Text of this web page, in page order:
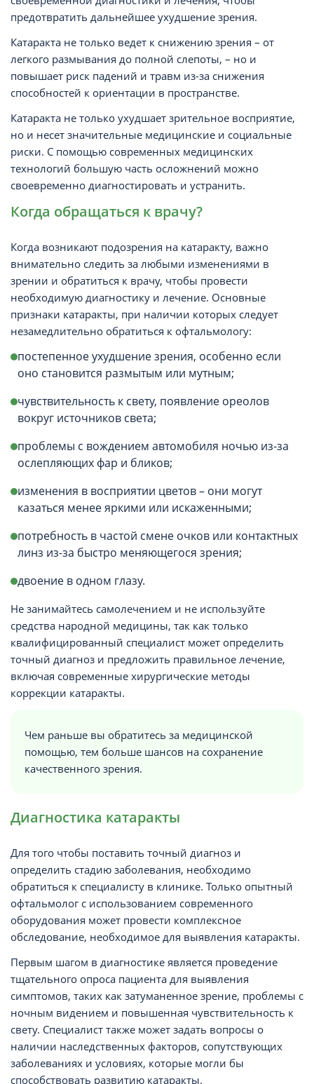
предотвратить дальнейшее ухудшение зрения.
Катаракта не только ведет к снижению зрения – от
легкого размывания до полной слепоты, – но и
повышает риск падений и травм из-за снижения
способностей к ориентации в пространстве.
Катаракта не только ухудшает зрительное восприятие,
но и несет значительные медицинские и социальные
риски. С помощью современных медицинских
технологий большую часть осложнений можно
своевременно диагностировать и устранить.
Когда обращаться к врачу?
Когда возникают подозрения на катаракту, важно
внимательно следить за любыми изменениями в
зрении и обратиться к врачу, чтобы провести
необходимую диагностику и лечение. Основные
признаки катаракты, при наличии которых следует
незамедлительно обратиться к офтальмологу:
постепенное ухудшение зрения, особенно если
оно становится размытым или мутным;
чувствительность к свету, появление ореолов
вокруг источников света;
проблемы с вождением автомобиля ночью из-за
ослепляющих фар и бликов;
изменения в восприятии цветов – они могут
казаться менее яркими или искаженными;
потребность в частой смене очков или контактных
линз из-за быстро меняющегося зрения;
двоение в одном глазу.
Не занимайтесь самолечением и не используйте
средства народной медицины, так как только
квалифицированный специалист может определить
точный диагноз и предложить правильное лечение,
включая современные хирургические методы
коррекции катаракты.
Чем раньше вы обратитесь за медицинской
помощью, тем больше шансов на сохранение
качественного зрения.
Диагностика катаракты
Для того чтобы поставить точный диагноз и
определить стадию заболевания, необходимо
обратиться к специалисту в клинике. Только опытный
офтальмолог с использованием современного
оборудования может провести комплексное
обследование, необходимое для выявления катаракты.
Первым шагом в диагностике является проведение
тщательного опроса пациента для выявления
симптомов, таких как затуманенное зрение, проблемы с
ночным видением и повышенная чувствительность к
свету. Специалист также может задать вопросы о
наличии наследственных факторов, сопутствующих
заболеваниях и условиях, которые могли бы
способствовать развитию катаракты.